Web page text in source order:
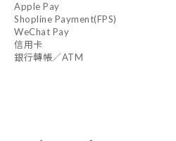
Apple Pay
Shopline Payment(FPS)
WeChat Pay
信用卡
銀行轉帳／ATM